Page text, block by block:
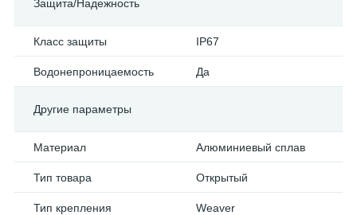
Защита/Надежность
Класс защиты IP67
Водонепроницаемость Да
Другие параметры
Материал Алюминиевый сплав
Тип товара Открытый
Тип крепления Weaver